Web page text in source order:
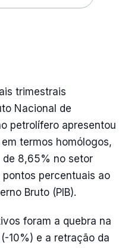
trimestrais
Nacional de
petrolífero apresentou
termos homólogos,
de 8,65% no setor
percentuais ao
Bruto (PIB).
foram a quebra na
10%) e a retração da